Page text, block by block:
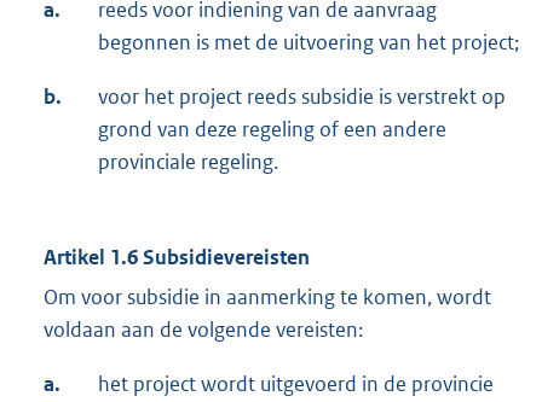
a.
reeds voor indiening van de aanvraag
begonnen is met de uitvoering van het project;
b.
voor het project reeds subsidie is verstrekt op
grond van deze regeling of een andere
provinciale regeling.
Artikel 1.6 Subsidievereisten
Om voor subsidie in aanmerking te komen, wordt
voldaan aan de volgende vereisten:
a.
het project wordt uitgevoerd in de provincie